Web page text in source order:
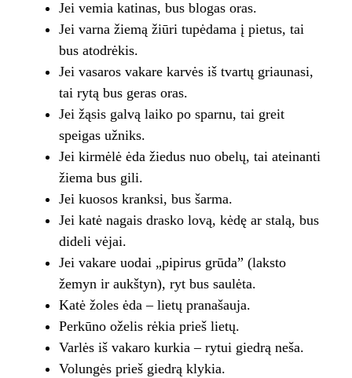
Jei vemia katinas, bus blogas oras.
Jei varna žiemą žiūri tupėdama į pietus, tai
bus atodrėkis.
Jei vasaros vakare karvės iš tvartų griaunasi,
tai rytą bus geras oras.
Jei žąsis galvą laiko po sparnu, tai greit
speigas užniks.
Jei kirmėlė ėda žiedus nuo obelų, tai ateinanti
žiema bus gili.
Jei kuosos kranksi, bus šarma.
Jei katė nagais drasko lovą, kėdę ar stalą, bus
dideli vėjai.
Jei vakare uodai „pipirus grūda” (laksto
žemyn ir aukštyn), ryt bus saulėta.
Katė žoles ėda – lietų pranašauja.
Perkūno oželis rėkia prieš lietų.
Varlės iš vakaro kurkia – rytui giedrą neša.
Volungės prieš giedrą klykia.